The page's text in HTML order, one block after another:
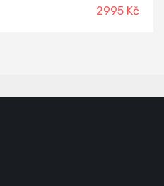
(samostatně neprodejný).
Norma: EN 361, EN 355
2995 Kč